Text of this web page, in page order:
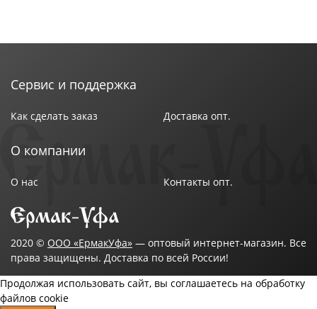
Сервис и поддержка
Как сделать заказ Доставка опт.
О компании
О нас Контакты опт.
2020 © ООО «ЕрмакУфа» — оптовый интернет-магазин. Все
права защищены. Доставка по всей России!
Продолжая использовать сайт, вы соглашаетесь на обработку
файлов cookie